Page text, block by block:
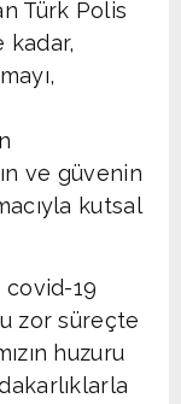
Türk Polis
kadar,
ve güvenin
kutsal
covid-19
zor süreçte
huzuru